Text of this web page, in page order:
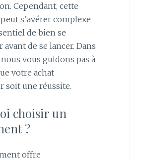
Cependant, cette
s’avérer complexe
de bien se
de se lancer. Dans
vous guidons pas à
votre achat
soit une réussite.
choisir un
?
offre